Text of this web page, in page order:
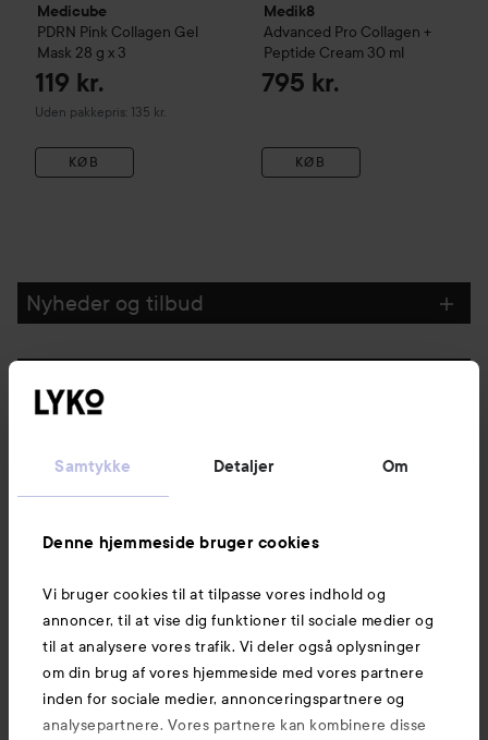
Samtykke Detaljer Om
Denne hjemmeside bruger cookies
Vi bruger cookies til at tilpasse vores indhold og
annoncer, til at vise dig funktioner til sociale medier og
til at analysere vores trafik. Vi deler også oplysninger
om din brug af vores hjemmeside med vores partnere
inden for sociale medier, annonceringspartnere og
analysepartnere. Vores partnere kan kombinere disse
Medicube
PDRN Pink Collagen Gel
Mask 28 g x 3
119 kr.
Uden pakkepris: 135 kr.
KØB
Medik8
Advanced Pro Collagen +
Peptide Cream 30 ml
795 kr.
KØB
Nyheder og tilbud
Kundeservice
Information
Mere at udforske